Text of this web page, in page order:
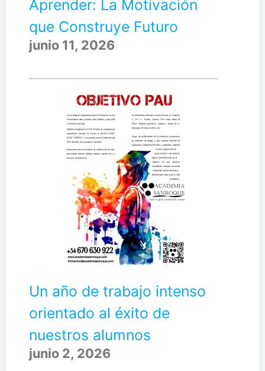
Aprender: La Motivación
que Construye Futuro
junio 11, 2026
Un año de trabajo intenso
orientado al éxito de
nuestros alumnos
junio 2, 2026